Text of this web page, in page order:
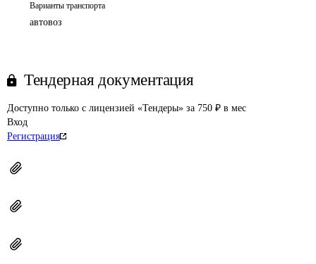
Варианты транспорта
автовоз
Тендерная документация
Доступно только с лицензией «Тендеры» за 750 ₽ в мес
Вход
Регистрация